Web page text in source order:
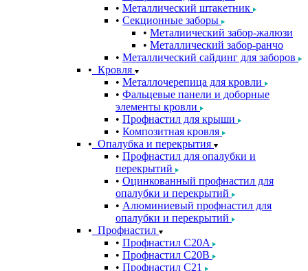
Металлический штакетник
Секционные заборы
Металиический забор-жалюзи
Металлический забор-ранчо
Металлический сайдинг для заборов
Кровля
Металлочерепица для кровли
Фальцевые панели и доборные
элементы кровли
Профнастил для крыши
Композитная кровля
Опалубка и перекрытия
Профнастил для опалубки и
перекрытий
Оцинкованный профнастил для
опалубки и перекрытий
Алюминиевый профнастил для
опалубки и перекрытий
Профнастил
Профнастил С20A
Профнастил С20B
Профнастил С21